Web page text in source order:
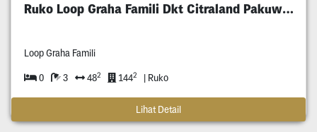
Ruko Loop Graha Famili Dkt Citraland Pakuwon
Loop Graha Famili
0 3 482 1442 | Ruko
Lihat Detail